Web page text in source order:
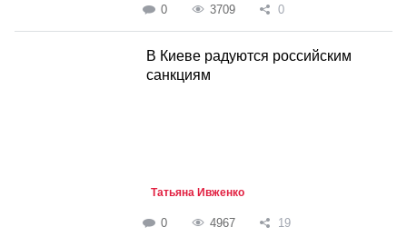
0 3709 0
В Киеве радуются российским
санкциям
Татьяна Ивженко
0 4967 19